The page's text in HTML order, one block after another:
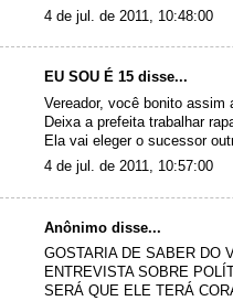
4 de jul. de 2011, 10:48:00
EU SOU É 15 disse...
Vereador, você bonito
Deixa a prefeita trabalhar
Ela vai eleger o sucessor
4 de jul. de 2011, 10:57:00
Anônimo disse...
GOSTARIA DE SABER DO
ENTREVISTA SOBRE
SERÁ QUE ELE TERÁ